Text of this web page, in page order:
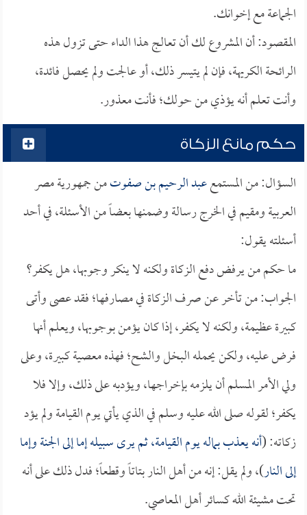
الجماعة مع إخوانك.
المقصود: أن المشروع لك أن تعالج هذا الداء حتى تزول هذه
الرائحة الكريهة، فإن لم يتيسر ذلك، أو عالجت ولم يحصل فائدة،
وأنت تعلم أنه يؤذي من حولك؛ فأنت معذور.
حكم مانع الزكاة
السؤال: من المستمععبد الرحيم بن صفوتمن جمهورية مصر
العربية ومقيم في الخرج رسالة وضمنها بعضاً من الأسئلة، في أحد
أسئلته يقول:
ما حكم من يرفض دفع الزكاة ولكنه لا ينكر وجوبها، هل يكفر؟
الجواب: من تأخر عن صرف الزكاة في مصارفها؛ فقد عصى وأتى
كبيرة عظيمة، ولكنه لا يكفر، إذا كان يؤمن بوجوبها، ويعلم أنها
فرض عليه، ولكن يحمله البخل والشح؛ فهذه معصية كبيرة، وعلى
ولي الأمر المسلم أن يلزمه بإخراجها، ويؤدبه على ذلك، وإلا فلا
يكفر؛ لقوله صلى الله عليه وسلم في الذي يأتي يوم القيامة ولم يؤد
زكاته: (أنه يعذب بماله يوم القيامة، ثم يرى سبيله إما إلى الجنة وإما
إلى النار)، ولم يقل: إنه من أهل النار بتاتاً وقطعاً؛ فدل ذلك على أنه
تحت مشيئة الله كسائر أهل المعاصي.